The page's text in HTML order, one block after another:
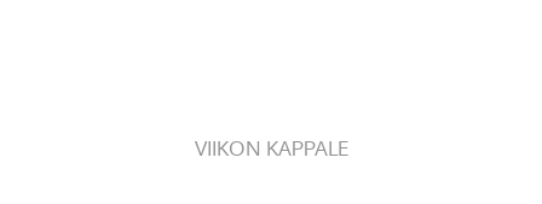
VIIKON KAPPALE